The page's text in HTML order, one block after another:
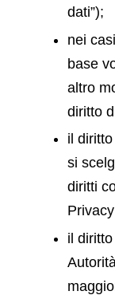
dati”);
nei
base
altro
diritto
il
si
diritti
il